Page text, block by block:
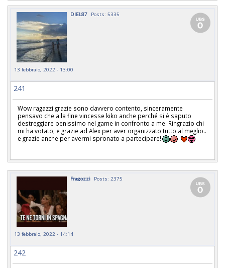
DIEL87 Posts: 5335
13 febbraio, 2022 - 13:00
241
Wow ragazzi grazie sono davvero contento, sinceramente
pensavo che alla fine vincesse kiko anche perché si è saputo
destreggiare benissimo nel game in confronto a me. Ringrazio chi
mi ha votato, e grazie ad Alex per aver organizzato tutto al meglio..
e grazie anche per avermi spronato a partecipare!
Fragozzi Posts: 2375
13 febbraio, 2022 - 14:14
242